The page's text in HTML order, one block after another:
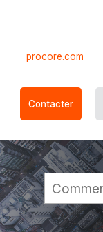
procore.com
Contacter